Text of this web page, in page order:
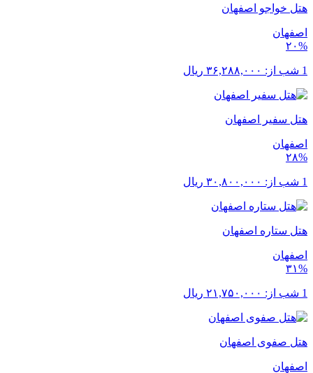
هتل خواجو اصفهان
اصفهان
۲۰%
1 شب از: ۳۶,۲۸۸,۰۰۰ ریال
هتل سفیر اصفهان
اصفهان
۲۸%
1 شب از: ۳۰,۸۰۰,۰۰۰ ریال
هتل ستاره اصفهان
اصفهان
۳۱%
1 شب از: ۲۱,۷۵۰,۰۰۰ ریال
هتل صفوی اصفهان
اصفهان